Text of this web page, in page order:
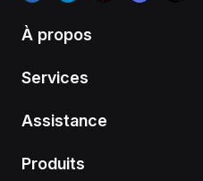
À propos
Services
Assistance
Produits